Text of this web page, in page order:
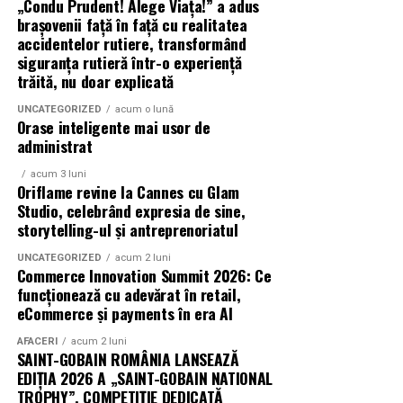
Azaleea Necula și Gabriel Vatavu.
O comedie actuală și spumoasă, filmul
mea”este distribuit de T.R.I.B.E. Films.
TRAILER:https://bit.ly/InPieleaMea
Site oficial:inpieleamea.ro
Mai multe detalii, imagini de la filmări, fragmente din
film, declarații din partea actorilor și informații despre
concursuri sunt disponibile pe paginile social media ale
Adrian Pădurețu semnează imaginea filmului. De sunet
s-a ocupat Bogdan Ivanovici, de scenografie Anca
Miron, iar de costume Francisca Vass.
„În Pielea Mea”este un film produs de: CB MOTION
PICTURES.
„Condu Prudent! Alege Viața!” a adus
brașovenii față în față cu realitatea
accidentelor rutiere, transformând
siguranța rutieră într-o experiență
trăită, nu doar explicată
UNCATEGORIZED acum o lună
Orase inteligente mai usor de
administrat
acum 3 luni
Oriflame revine la Cannes cu Glam
Studio, celebrând expresia de sine,
storytelling-ul și antreprenoriatul
UNCATEGORIZED acum 2 luni
Commerce Innovation Summit 2026: Ce
funcționează cu adevărat în retail,
eCommerce și payments în era AI
AFACERI acum 2 luni
SAINT-GOBAIN ROMÂNIA LANSEAZĂ
EDIȚIA 2026 A „SAINT-GOBAIN NATIONAL
TROPHY”, COMPETIȚIE DEDICATĂ